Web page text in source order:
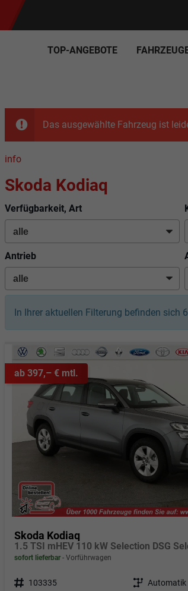
TOP-ANGEBOTE
Das ausgewählte Fahrzeug ist
info
Skoda Kodiaq
Verfügbarkeit, Art
Antrieb
In Ihrer aktuellen Filterung befinden sich
ab 397,– € mtl.
Skoda Kodiaq
sofort lieferbar Vorführwagen
Fahrzeugnr. 103335 Getriebe Automatik